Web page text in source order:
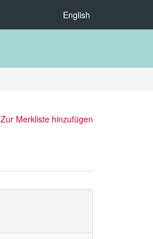
English
Zur Merkliste hinzufügen